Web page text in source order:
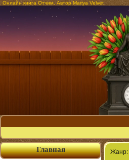
Онлайн книга Отчим. Автор Mariya Velvet
Жанр:
Главная